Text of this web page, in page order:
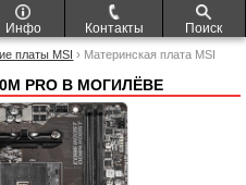
Инфо Контакты Поиск
платы MSI › Материнская плата MSI
PRO В МОГИЛЁВЕ